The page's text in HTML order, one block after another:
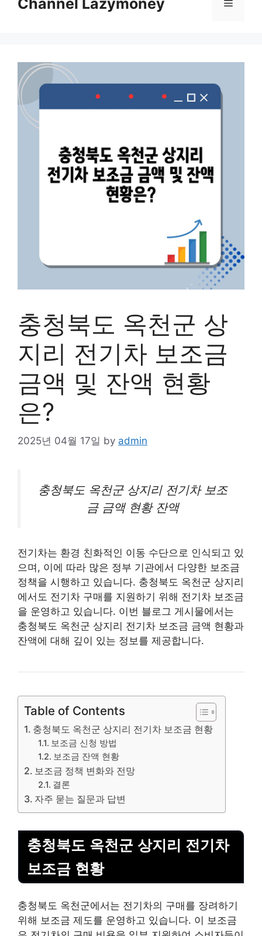
contentChannel Lazymoney Menu
충청북도 옥천군 상
지리 전기차 보조금
금액 및 잔액 현황
은?
2025년 04월 17일 by admin
충청북도 옥천군 상지리 전기차보조
금 금액 현황 잔액
전기차는 환경 친화적인 이동 수단으로 인식되고 있
으며, 이에 따라 많은 정부 기관에서 다양한 보조금
정책을 시행하고 있습니다. 충청북도 옥천군 상지리
에서도 전기차 구매를 지원하기 위해 전기차 보조금
을 운영하고 있습니다. 이번 블로그 게시물에서는
충청북도 옥천군 상지리 전기차 보조금 금액 현황과
잔액에 대해 깊이 있는 정보를 제공합니다.
Table of Contents
충청북도 옥천군 상지리 전기차 보조금 현황
보조금 신청 방법
보조금 잔액 현황
보조금 정책 변화와 전망
결론
자주 묻는 질문과 답변
충청북도 옥천군 상지리 전기차
보조금 현황
충청북도 옥천군에서는 전기차의 구매를 장려하기
위해 보조금 제도를 운영하고 있습니다. 이 보조금